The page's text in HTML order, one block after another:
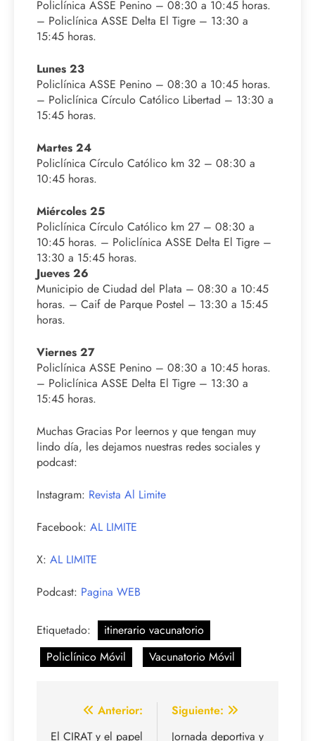
Policlínica ASSE Penino – 08:30 a 10:45 horas.
– Policlínica ASSE Delta El Tigre – 13:30 a
15:45 horas.
Lunes 23
Policlínica ASSE Penino – 08:30 a 10:45 horas.
– Policlínica Círculo Católico Libertad – 13:30 a
15:45 horas.
Martes 24
Policlínica Círculo Católico km 32 – 08:30 a
10:45 horas.
Miércoles 25
Policlínica Círculo Católico km 27 – 08:30 a
10:45 horas. – Policlínica ASSE Delta El Tigre –
13:30 a 15:45 horas.
Jueves 26
Municipio de Ciudad del Plata – 08:30 a 10:45
horas. – Caif de Parque Postel – 13:30 a 15:45
horas.
Viernes 27
Policlínica ASSE Penino – 08:30 a 10:45 horas.
– Policlínica ASSE Delta El Tigre – 13:30 a
15:45 horas.
Muchas Gracias Por leernos y que tengan muy
lindo día, les dejamos nuestras redes sociales y
podcast:
Instagram: Revista Al Limite
Facebook: AL LIMITE
X: AL LIMITE
Podcast: Pagina WEB
Etiquetado:
itinerario vacunatorio
Policlínico Móvil
Vacunatorio Móvil
Navegación
Anterior:
El CIRAT y el papel
Siguiente:
Jornada deportiva y